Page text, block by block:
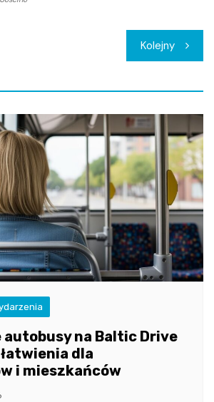
Kolejny
autobusy na Baltic Drive
dla
i mieszkańców